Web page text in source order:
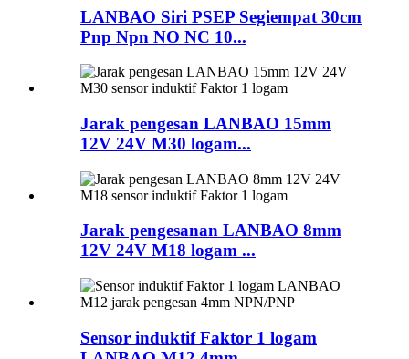
LANBAO Siri PSEP Segiempat 30cm
Pnp Npn NO NC 10...
Jarak pengesan LANBAO 15mm
12V 24V M30 logam...
Jarak pengesanan LANBAO 8mm
12V 24V M18 logam ...
Sensor induktif Faktor 1 logam